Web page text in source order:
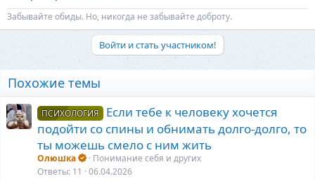
Забывайте обиды. Но, никогда не забывайте доброту.
Войти и стать участником!
Похожие темы
ПСИХОЛОГИЯ
Если тебе к человеку хочется
подойти со спины и обнимать долго-долго, то
ты можешь смело с ним жить
Олюшка
Понимание себя и других
Ответы 11 06.04.2026